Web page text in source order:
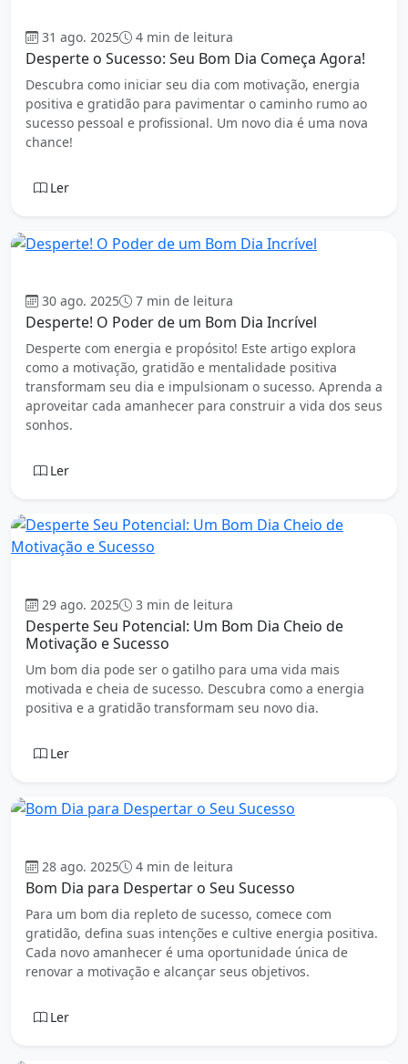
31 ago. 2025 4 min de leitura
Desperte o Sucesso: Seu Bom Dia Começa Agora!
Descubra como iniciar seu dia com motivação, energia
positiva e gratidão para pavimentar o caminho rumo ao
sucesso pessoal e profissional. Um novo dia é uma nova
chance!
Ler
30 ago. 2025 7 min de leitura
Desperte! O Poder de um Bom Dia Incrível
Desperte com energia e propósito! Este artigo explora
como a motivação, gratidão e mentalidade positiva
transformam seu dia e impulsionam o sucesso. Aprenda a
aproveitar cada amanhecer para construir a vida dos seus
sonhos.
Ler
29 ago. 2025 3 min de leitura
Desperte Seu Potencial: Um Bom Dia Cheio de
Motivação e Sucesso
Um bom dia pode ser o gatilho para uma vida mais
motivada e cheia de sucesso. Descubra como a energia
positiva e a gratidão transformam seu novo dia.
Ler
28 ago. 2025 4 min de leitura
Bom Dia para Despertar o Seu Sucesso
Para um bom dia repleto de sucesso, comece com
gratidão, defina suas intenções e cultive energia positiva.
Cada novo amanhecer é uma oportunidade única de
renovar a motivação e alcançar seus objetivos.
Ler